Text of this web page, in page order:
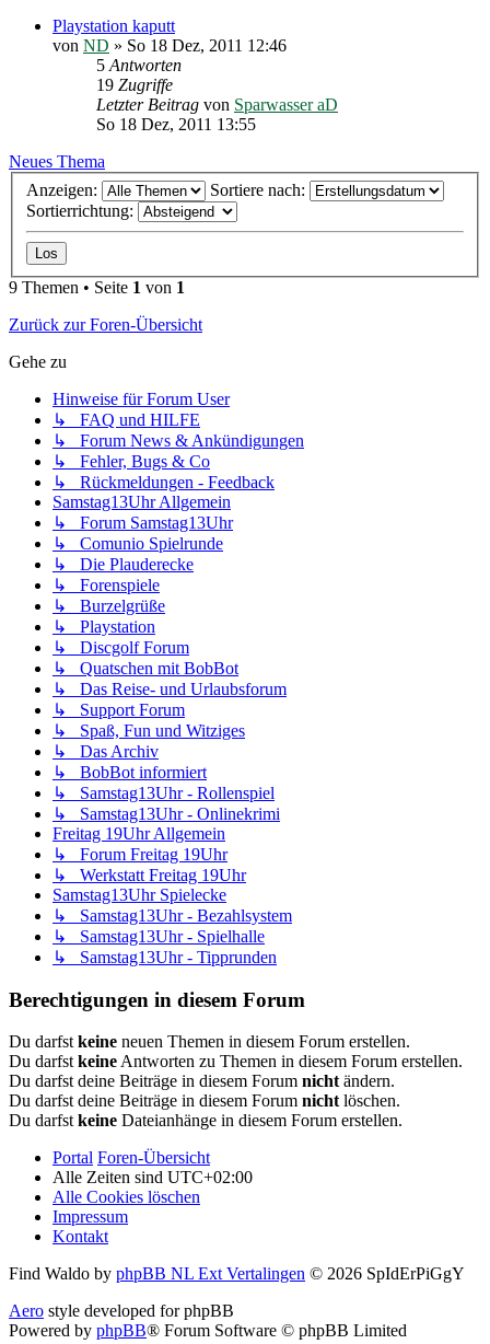
Playstation kaputt
von ND » So 18 Dez, 2011 12:46
5Antworten
19 Zugriffe
Letzter Beitrag von Sparwasser aD
So 18 Dez, 2011 13:55
Neues Thema
Anzeigen:
Sortiere nach:
Sortierrichtung:
9 Themen • Seite 1 von 1
Zurück zur Foren-Übersicht
Gehe zu
Hinweise für Forum User
↳ FAQ und HILFE
↳ Forum News & Ankündigungen
↳ Fehler, Bugs & Co
↳ Rückmeldungen - Feedback
Samstag13Uhr Allgemein
↳ Forum Samstag13Uhr
↳ Comunio Spielrunde
↳ Die Plauderecke
↳ Forenspiele
↳ Burzelgrüße
↳ Playstation
↳ Discgolf Forum
↳ Quatschen mit BobBot
↳ Das Reise- und Urlaubsforum
↳ Support Forum
↳ Spaß, Fun und Witziges
↳ Das Archiv
↳ BobBot informiert
↳ Samstag13Uhr - Rollenspiel
↳ Samstag13Uhr - Onlinekrimi
Freitag 19Uhr Allgemein
↳ Forum Freitag 19Uhr
↳ Werkstatt Freitag 19Uhr
Samstag13Uhr Spielecke
↳ Samstag13Uhr - Bezahlsystem
↳ Samstag13Uhr - Spielhalle
↳ Samstag13Uhr - Tipprunden
Berechtigungen in diesem Forum
Du darfstkeine neuen Themen in diesem Forum erstellen.
Du darfstkeineAntworten zu Themen in diesem Forum erstellen.
Du darfst deine Beiträge in diesem Forum nichtändern.
Du darfst deine Beiträge in diesem Forum nichtlöschen.
Du darfstkeine Dateianhänge in diesem Forum erstellen.
Portal Foren-Übersicht
Alle Zeiten sind UTC+02:00
Alle Cookies löschen
Impressum
Kontakt
Find Waldo by phpBB NL Ext Vertalingen © 2026 SpIdErPiGgY
Aero style developed for phpBB
Powered by phpBB® Forum Software © phpBB Limited